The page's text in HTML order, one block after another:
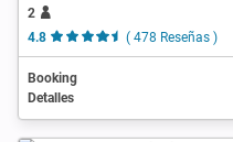
2
4.8
( 478 Reseñas )
Booking
Detalles